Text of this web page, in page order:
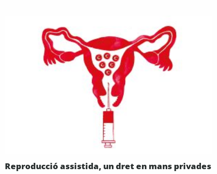
Reproducció assistida, un dret en mans privades